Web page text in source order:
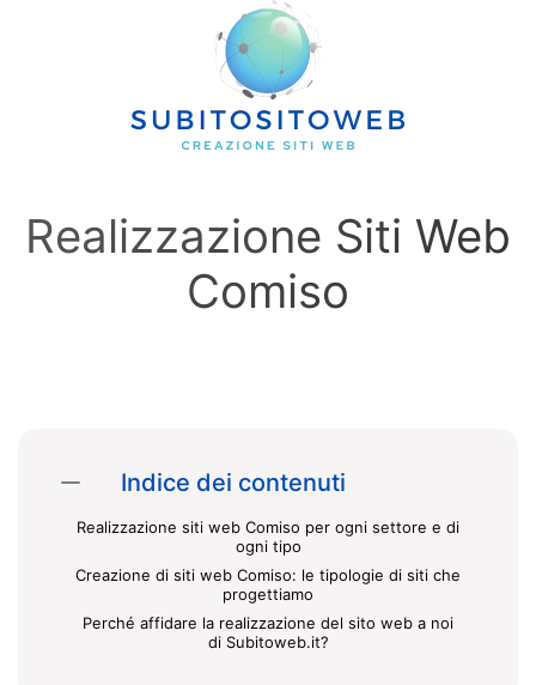
Skip to main content
Realizzazione Siti Web
Comiso
Indice dei contenuti
Realizzazione siti web Comiso per ogni settore e di
ogni tipo
Creazione di siti web Comiso: le tipologie di siti che
progettiamo
Perché affidare la realizzazione del sito web a noi
di Subitoweb.it?